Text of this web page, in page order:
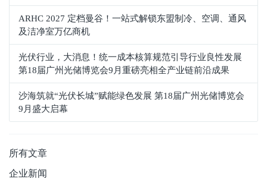
ARHC 2027 定档曼谷！一站式解锁东盟制冷、空调、通风
及洁净室万亿商机
光伏行业，大消息！统一成本核算规范引导行业良性发展
第18届广州光储博览会9月重磅亮相全产业链前沿成果
沙海筑就“光伏长城”赋能绿色发展 第18届广州光储博览会
9月盛大启幕
所有文章
企业新闻